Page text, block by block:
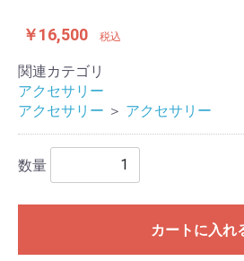
￥16,500 税込
関連カテゴリ
アクセサリー
アクセサリー ＞ アクセサリー
数量
カートに入れ